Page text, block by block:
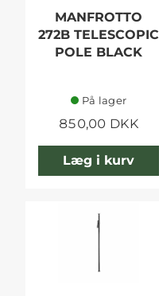
MANFROTTO
272B TELESCOPIC
POLE BLACK
På lager
850,00 DKK
Læg i kurv